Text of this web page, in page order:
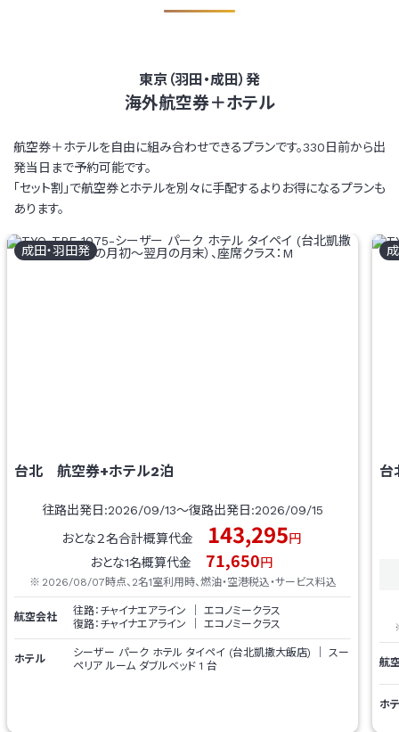
東京（羽田・成田）発
海外航空券＋ホテル
航空券＋ホテルを自由に組み合わせできるプランです。330日前から出
発当日まで予約可能です。
「セット割」で航空券とホテルを別々に手配するよりお得になるプランも
あります。
台北 航空券+ホテル2泊
成田・羽田発
往路出発日:2026/09/13～復路出発日:2026/09/15
おとな２名合計概算代金
143,295円
おとな1名概算代金
71,650円
2026/08/07時点、2名1室利用時、燃油・空港税込・サービス料込
航空会社
往路： チャイナエアライン
エコノミークラス
復路： チャイナエアライン エコノミークラス
ホテル
シーザー パーク ホテル タイペイ (台北凱撒大飯店)
スー
ペリア ルーム ダブルベッド 1 台
台
航
ホ